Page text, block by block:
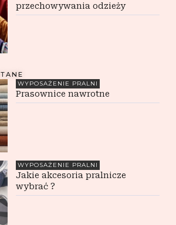
przechowywania odzieży
WYPOSAŻENIE PRALNI
Prasownice nawrotne
WYPOSAŻENIE PRALNI
Jakie akcesoria pralnicze
wybrać ?